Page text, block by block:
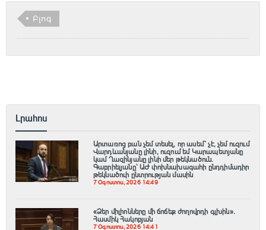
Բլոգ
Լրահոս
Արտառոց բան չեմ տեսել, որ ասեմ՝ չէ, չեմ ուզում
Վարդևանյանը լինի, ուզում եմ Կարապետյանը
կամ Ղազինյանը լինի մեր թեկնածուն.
Գաբրիելյանը՝ ԱԺ փոխնախագահի ընդդիմադիր
թեկնածուի ընտրության մասին
7 Օգոստոս, 2026 14:49
«Ձեր միլիոնները մի ճոճեք ժողովրդի գլխին».
Հասմիկ Հակոբյան
7 Օգոստոս, 2026 14:41